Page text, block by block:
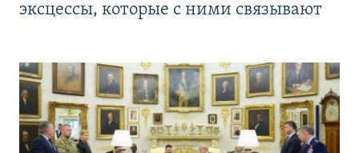
эксцессы, которые с ними связывают